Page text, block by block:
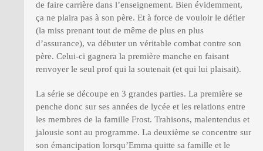
de faire carrière dans l’enseignement. Bien évidemment,
ça ne plaira pas à son père. Et à force de vouloir le défier
(la miss prenant tout de même de plus en plus
d’assurance), va débuter un véritable combat contre son
père. Celui-ci gagnera la première manche en faisant
renvoyer le seul prof qui la soutenait (et qui lui plaisait).
La série se découpe en 3 grandes parties. La première se
penche donc sur ses années de lycée et les relations entre
les membres de la famille Frost. Trahisons, malentendus et
jalousie sont au programme. La deuxième se concentre sur
son émancipation lorsqu’Emma quitte sa famille et le